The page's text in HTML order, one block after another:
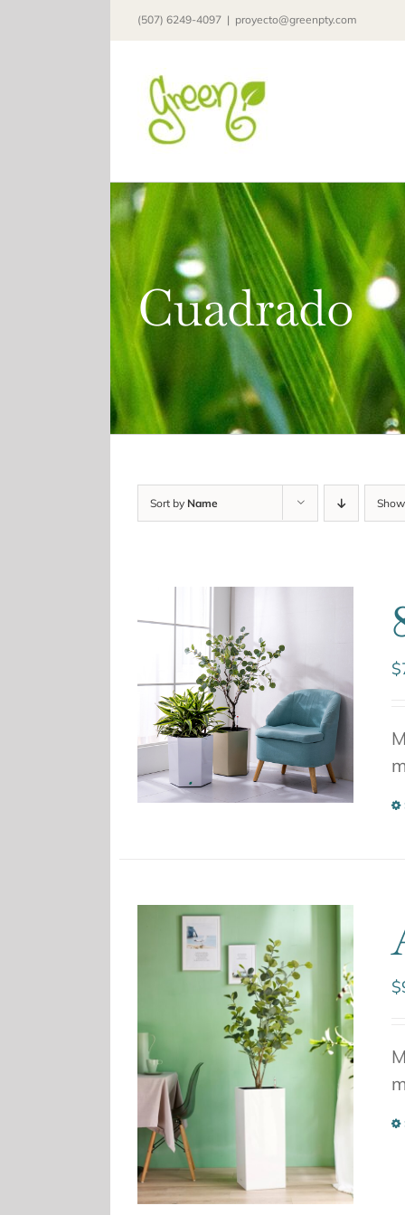
(507) 6249-4097 | proyecto@greenpty.com
Cuadrado
Sort by Name
$
$